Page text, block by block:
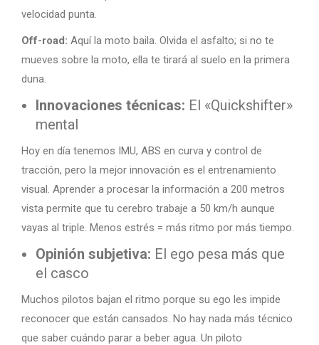
velocidad punta.
Off-road: Aquí la moto baila. Olvida el asfalto; si no te
mueves sobre la moto, ella te tirará al suelo en la primera
duna.
Innovaciones técnicas: El «Quickshifter»
mental
Hoy en día tenemos IMU, ABS en curva y control de
tracción, pero la mejor innovación es el entrenamiento
visual. Aprender a procesar la información a 200 metros
vista permite que tu cerebro trabaje a 50 km/h aunque
vayas al triple. Menos estrés = más ritmo por más tiempo.
Opinión subjetiva: El ego pesa más que
el casco
Muchos pilotos bajan el ritmo porque su ego les impide
reconocer que están cansados. No hay nada más técnico
que saber cuándo parar a beber agua. Un piloto